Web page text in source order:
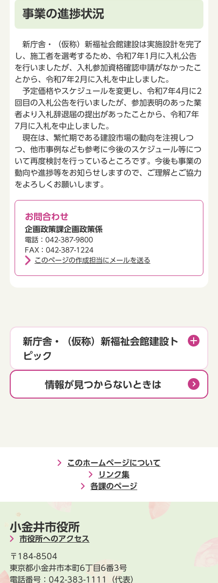
事業の進捗状況
新庁舎・（仮称）新福祉会館建設は実施設計を完了
し、施工者を選考するため、令和7年1月に入札公告
を行いましたが、入札参加資格確認申請がなかったこ
とから、令和7年2月に入札を中止しました。
予定価格やスケジュールを変更し、令和7年4月に2
回目の入札公告を行いましたが、参加表明のあった業
者より入札辞退届の提出があったことから、令和7年
7月に入札を中止しました。
現在は、繁忙期である建設市場の動向を注視しつ
つ、他市事例なども参考に今後のスケジュール等につ
いて再度検討を行っているところです。今後も事業の
動向や進捗等をお知らせしますので、ご理解とご協力
をよろしくお願いします。
お問合わせ
企画政策課企画政策係
電話：042-387-9800
FAX：042-387-1224
このページの作成担当にメールを送る
新庁舎・（仮称）新福祉会館建設ト
ピック
情報が見つからないときは
このホームページについて
リンク集
各課のページ
小金井市役所
市役所へのアクセス
〒184-8504
東京都小金井市本町6丁目6番3号
電話番号： 042-383-1111 （代表）